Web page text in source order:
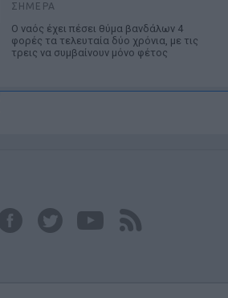
ΣΉΜΕΡΑ
Ο ναός έχει πέσει θύμα βανδάλων 4
φορές τα τελευταία δύο χρόνια, με τις
τρεις να συμβαίνουν μόνο φέτος